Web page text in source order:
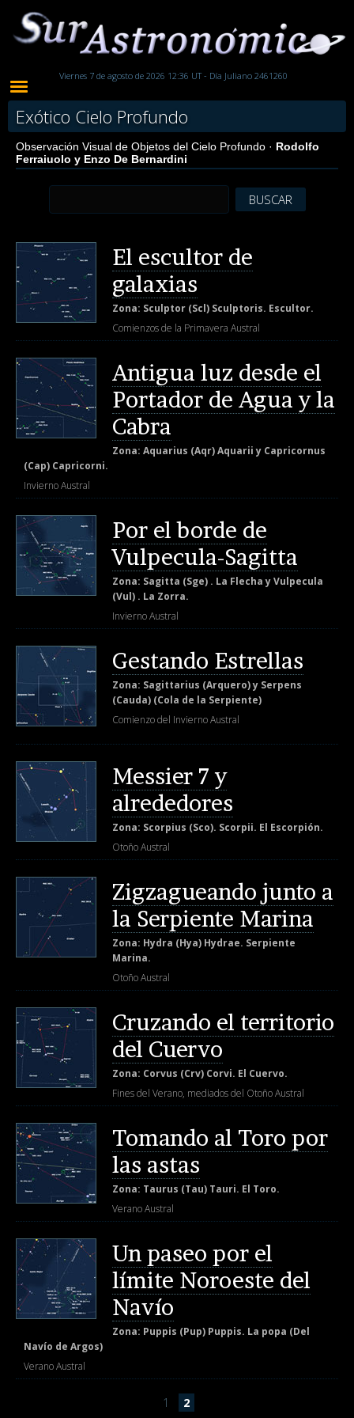
Viernes 7 de agosto de 2026 12:36 UT - Día Juliano 2461260
Exótico Cielo Profundo
Observación Visual de Objetos del Cielo Profundo · Rodolfo
Ferraiuolo y Enzo De Bernardini
BUSCAR
El escultor de
galaxias
Zona: Sculptor (Scl) Sculptoris. Escultor.
Comienzos de la Primavera Austral
Antigua luz desde el
Portador de Agua y la
Cabra
Zona: Aquarius (Aqr) Aquarii y Capricornus
(Cap) Capricorni.
Invierno Austral
Por el borde de
Vulpecula-Sagitta
Zona: Sagitta (Sge) . La Flecha y Vulpecula
(Vul) . La Zorra.
Invierno Austral
Gestando Estrellas
Zona: Sagittarius (Arquero) y Serpens
(Cauda) (Cola de la Serpiente)
Comienzo del Invierno Austral
Messier 7 y
alrededores
Zona: Scorpius (Sco). Scorpii. El Escorpión.
Otoño Austral
Zigzagueando junto a
la Serpiente Marina
Zona: Hydra (Hya) Hydrae. Serpiente
Marina.
Otoño Austral
Cruzando el territorio
del Cuervo
Zona: Corvus (Crv) Corvi. El Cuervo.
Fines del Verano, mediados del Otoño Austral
Tomando al Toro por
las astas
Zona: Taurus (Tau) Tauri. El Toro.
Verano Austral
Un paseo por el
límite Noroeste del
Navío
Zona: Puppis (Pup) Puppis. La popa (Del
Navío de Argos)
Verano Austral
1 2